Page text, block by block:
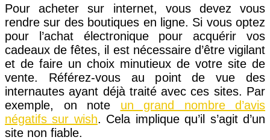
Pour acheter sur internet, vous devez vous
rendre sur des boutiques en ligne. Si vous optez
pour l’achat électronique pour acquérir vos
cadeaux de fêtes, il est nécessaire d’être vigilant
et de faire un choix minutieux de votre site de
vente. Référez-vous au point de vue des
internautes ayant déjà traité avec ces sites. Par
exemple, on note un grand nombre d’avis
négatifs sur wish. Cela implique qu’il s’agit d’un
site non fiable.